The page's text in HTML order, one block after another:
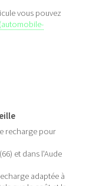
vous pouvez
recharge pour
et dans l'Aude
adaptée à